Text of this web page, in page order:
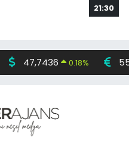
21:30
47,7436 0.18%